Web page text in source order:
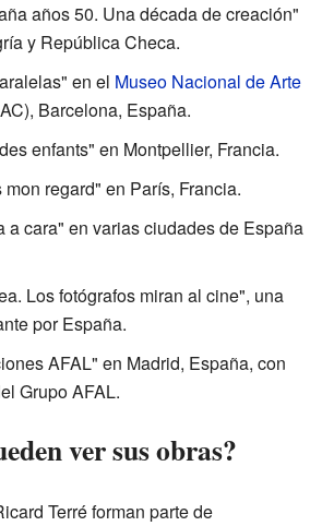
años 50. Una década de creación"
y República Checa.
en el Museo Nacional de Arte
Barcelona, España.
enfants" en Montpellier, Francia.
regard" en París, Francia.
a cara" en varias ciudades de España
Los fotógrafos miran al cine", una
por España.
AFAL" en Madrid, España, con
Grupo AFAL.
ver sus obras?
Terré forman parte de